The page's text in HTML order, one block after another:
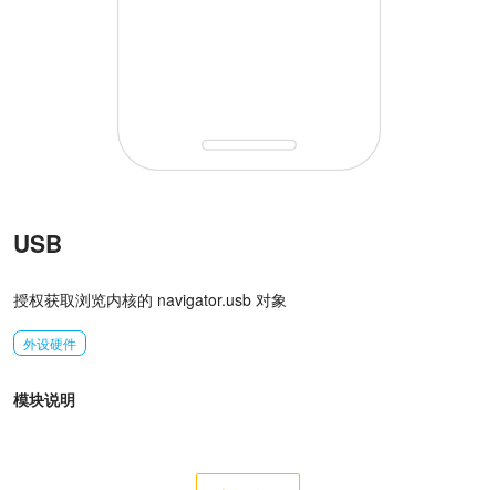
USB
授权获取浏览内核的 navigator.usb 对象
外设硬件
模块说明